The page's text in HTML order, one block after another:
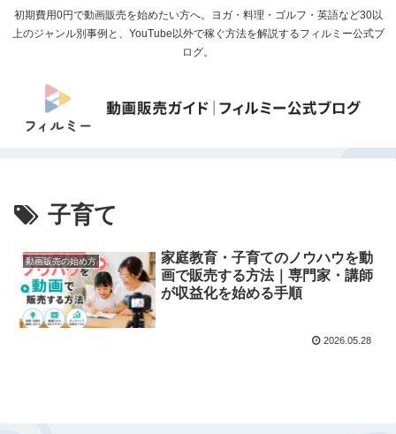
初期費用0円で動画販売を始めたい方へ。ヨガ・料理・ゴルフ・英語など30以
上のジャンル別事例と、YouTube以外で稼ぐ方法を解説するフィルミー公式ブ
ログ。
子育て
動画販売の始め方
家庭教育・子育てのノウハウを動
画で販売する方法｜専門家・講師
が収益化を始める手順
2026.05.28